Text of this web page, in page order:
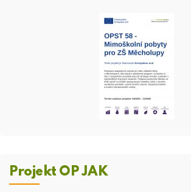
Projekt OP JAK